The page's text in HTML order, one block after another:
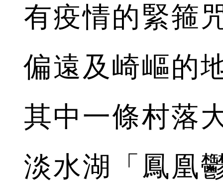
有疫情的緊箍
偏遠及崎嶇的
其中一條村落
淡水湖「鳳凰